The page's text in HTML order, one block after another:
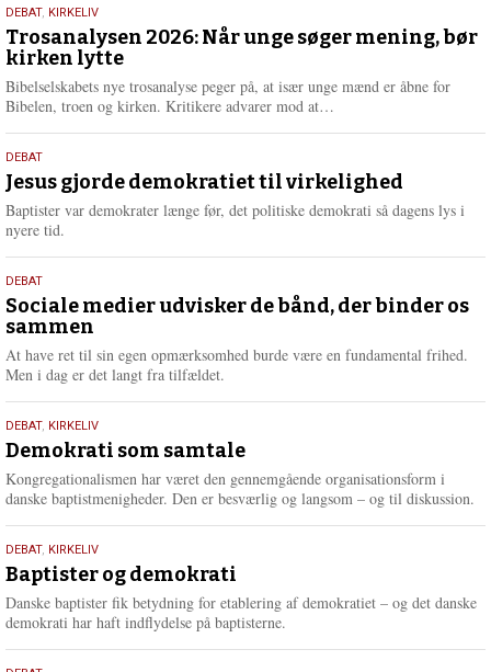
e
2.
juni
2026
DEBAT, KIRKELIV
Trosanalysen 2026: Når unge søger mening, bør
kirken lytte
Bibelselskabets nye trosanalyse peger på, at især unge mænd er åbne for
Bibelen, troen og kirken. Kritikere advarer mod at…
e
r
e
18.
maj
2026
DEBAT
Jesus gjorde demokratiet til virkelighed
Baptister var demokrater længe før, det politiske demokrati så dagens lys i
nyere tid.
18.
maj
2026
DEBAT
Sociale medier udvisker de bånd, der binder os
sammen
At have ret til sin egen opmærksomhed burde være en fundamental frihed.
Men i dag er det langt fra tilfældet.
18.
maj
2026
DEBAT, KIRKELIV
Demokrati som samtale
Kongregationalismen har været den gennemgående organisationsform i
danske baptistmenigheder. Den er besværlig og langsom – og til diskussion.
18.
maj
2026
DEBAT, KIRKELIV
Baptister og demokrati
Danske baptister fik betydning for etablering af demokratiet – og det danske
demokrati har haft indflydelse på baptisterne.